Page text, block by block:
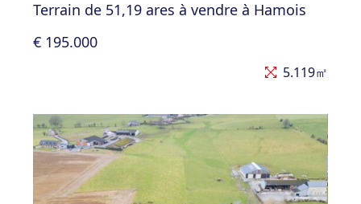
Terrain de 51,19 ares à vendre à Hamois
€ 195.000
5.119㎡